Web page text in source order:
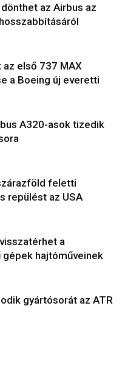
az Airbus az
első 737 MAX
a Boeing új everetti
A320-asok tizedik
feletti
repülést az USA
a
hajtóműveinek
gyártósorát az ATR